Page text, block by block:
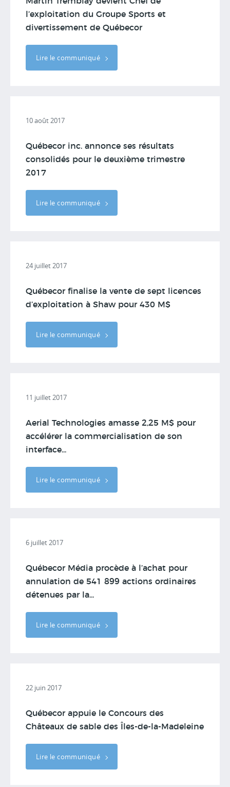
l’exploitation du Groupe Sports et
divertissement de Québecor
Lire le communiqué
10 août 2017
Québecor inc. annonce ses résultats
consolidés pour le deuxième trimestre
2017
Lire le communiqué
24 juillet 2017
Québecor finalise la vente de sept licences
d’exploitation à Shaw pour 430 M$
Lire le communiqué
11 juillet 2017
Aerial Technologies amasse 2,25 M$ pour
accélérer la commercialisation de son
interface...
Lire le communiqué
6 juillet 2017
Québecor Média procède à l’achat pour
annulation de 541 899 actions ordinaires
détenues par la...
Lire le communiqué
22 juin 2017
Québecor appuie le Concours des
Châteaux de sable des Îles-de-la-Madeleine
Lire le communiqué